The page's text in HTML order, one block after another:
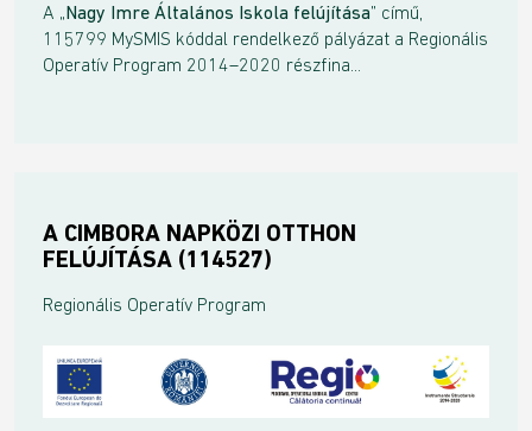
A „Nagy Imre Általános Iskola felújítása” című,
115799 MySMIS kóddal rendelkező pályázat a Regionális
Operatív Program 2014–2020 részfina...
A CIMBORA NAPKÖZI OTTHON
FELÚJÍTÁSA (114527)
Regionális Operatív Program